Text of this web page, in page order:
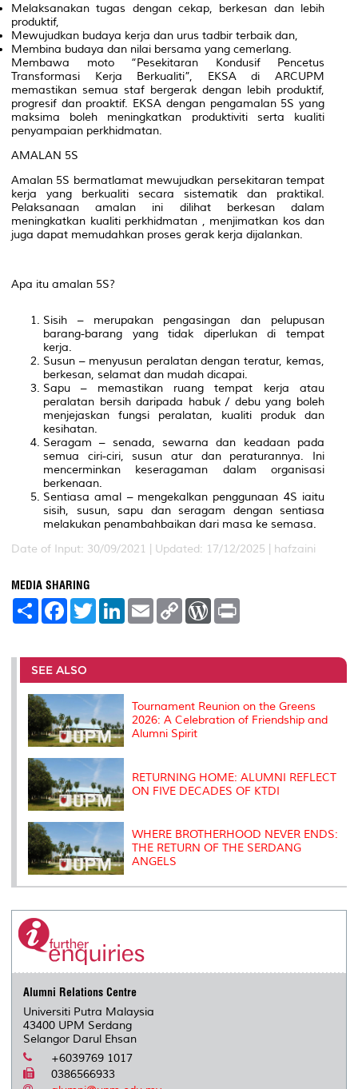
Melaksanakan tugas dengan cekap, berkesan dan lebih
produktif,
Mewujudkan budaya kerja dan urus tadbir terbaik dan,
Membina budaya dan nilai bersama yang cemerlang.
Membawa moto “Pesekitaran Kondusif Pencetus
Transformasi Kerja Berkualiti”, EKSA di ARCUPM
memastikan semua staf bergerak dengan lebih produktif,
progresif dan proaktif. EKSA dengan pengamalan 5S yang
maksima boleh meningkatkan produktiviti serta kualiti
penyampaian perkhidmatan.
AMALAN 5S
Amalan 5S bermatlamat mewujudkan persekitaran tempat
kerja yang berkualiti secara sistematik dan praktikal.
Pelaksanaan amalan ini dilihat berkesan dalam
meningkatkan kualiti perkhidmatan , menjimatkan kos dan
juga dapat memudahkan proses gerak kerja dijalankan.
Apa itu amalan 5S?
Sisih – merupakan pengasingan dan pelupusan
barang-barang yang tidak diperlukan di tempat
kerja.
Susun – menyusun peralatan dengan teratur, kemas,
berkesan, selamat dan mudah dicapai.
Sapu – memastikan ruang tempat kerja atau
peralatan bersih daripada habuk / debu yang boleh
menjejaskan fungsi peralatan, kualiti produk dan
kesihatan.
Seragam – senada, sewarna dan keadaan pada
semua ciri-ciri, susun atur dan peraturannya. Ini
mencerminkan keseragaman dalam organisasi
berkenaan.
Sentiasa amal – mengekalkan penggunaan 4S iaitu
sisih, susun, sapu dan seragam dengan sentiasa
melakukan penambahbaikan dari masa ke semasa.
Date of Input: 30/09/2021 | Updated: 17/12/2025 | hafzaini
MEDIA SHARING
S
e
F
a
b
o
o
k
T
w
t
r
L
e
I
E
m
l
C
L
n
W
P
e
s
t
SEE ALSO
Tournament Reunion on the Greens
2026: A Celebration of Friendship and
Alumni Spirit
RETURNING HOME: ALUMNI REFLECT
ON FIVE DECADES OF KTDI
WHERE BROTHERHOOD NEVER ENDS:
THE RETURN OF THE SERDANG
ANGELS
Alumni Relations Centre
Universiti Putra Malaysia
43400 UPM Serdang
Selangor Darul Ehsan
+6039769 1017
0386566933